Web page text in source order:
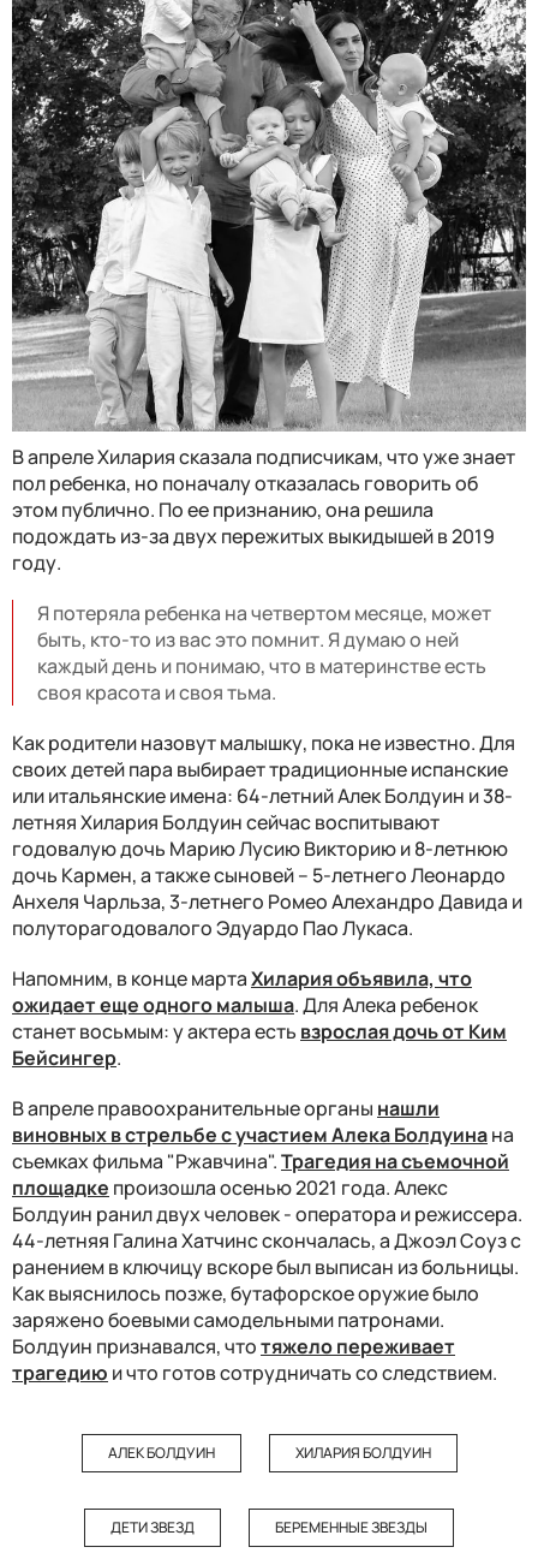
В апреле Хилария сказала подписчикам, что уже знает
пол ребенка, но поначалу отказалась говорить об
этом публично. По ее признанию, она решила
подождать из-за двух пережитых выкидышей в 2019
году.
Я потеряла ребенка на четвертом месяце, может
быть, кто-то из вас это помнит. Я думаю о ней
каждый день и понимаю, что в материнстве есть
своя красота и своя тьма.
Как родители назовут малышку, пока не известно. Для
своих детей пара выбирает традиционные испанские
или итальянские имена: 64-летний Алек Болдуин и 38-
летняя Хилария Болдуин сейчас воспитывают
годовалую дочь Марию Лусию Викторию и 8-летнюю
дочь Кармен, а также сыновей – 5-летнего Леонардо
Анхеля Чарльза, 3-летнего Ромео Алехандро Давида и
полуторагодовалого Эдуардо Пао Лукаса.
Напомним, в конце мартаХилария объявила, что
ожидает еще одного малыша. Для Алека ребенок
станет восьмым: у актера есть взрослая дочь от Ким
Бейсингер.
В апреле правоохранительные органы нашли
виновных в стрельбе с участием Алека Болдуинана
съемках фильма "Ржавчина".Трагедия на съемочной
площадке произошла осенью 2021 года. Алекс
Болдуин ранил двух человек - оператора и режиссера.
44-летняя Галина Хатчинс скончалась, а Джоэл Соуз с
ранением в ключицу вскоре был выписан из больницы.
Как выяснилось позже, бутафорское оружие было
заряжено боевыми самодельными патронами.
Болдуин признавался, чтотяжело переживает
трагедию и что готов сотрудничать со следствием.
АЛЕК БОЛДУИН ХИЛАРИЯ БОЛДУИН
ДЕТИ ЗВЕЗД БЕРЕМЕННЫЕ ЗВЕЗДЫ